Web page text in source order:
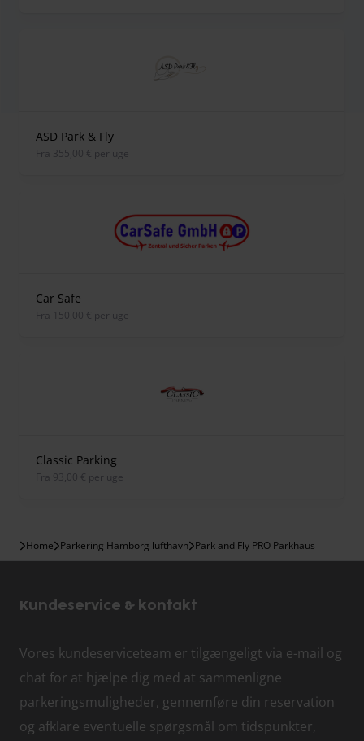
ASD Park & Fly
fra 355,00 € per uge
Car Safe
fra 150,00 € per uge
Classic Parking
fra 93,00 € per uge
Home Parkering Hamborg lufthavn Park and Fly PRO Parkhaus
Kundeservice & kontakt
Vores kundeserviceteam er tilgængeligt via e-mail og
chat for at hjælpe dig med at sammenligne
parkeringsmuligheder, gennemføre din reservation
og afklare eventuelle spørgsmål om tidspunkter,